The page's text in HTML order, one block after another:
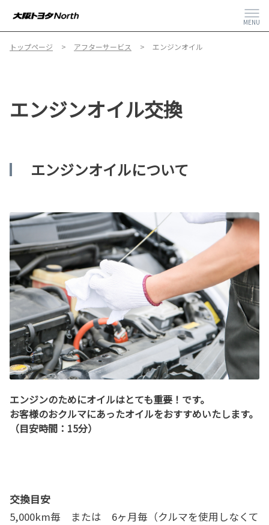
MENU
トップページ アフターサービス エンジンオイル
エンジンオイル交換
エンジンオイルについて
エンジンのためにオイルはとても重要！です。
お客様のおクルマにあったオイルをおすすめいたします。
（目安時間：15分）
交換目安
5,000km毎 または 6ヶ月毎（クルマを使用しなくて